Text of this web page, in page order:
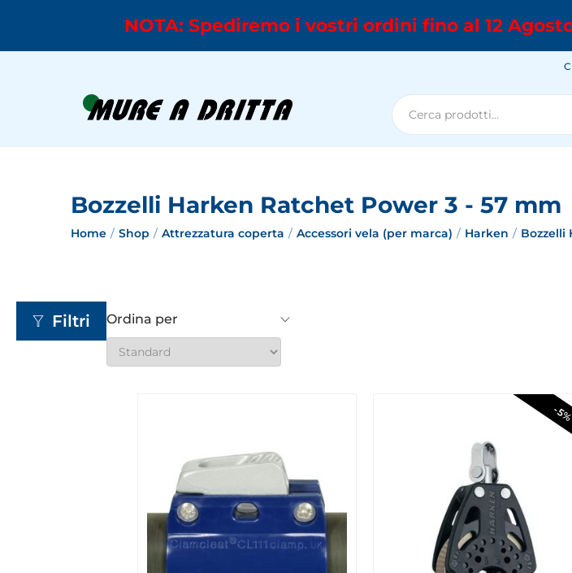
NOTA: Spediremo i vostri ordini fino al 12
Bozzelli Harken Ratchet Power 3 - 57 mm
Home / Shop / Attrezzatura coperta / Accessori vela (per marca) / Harken / Bozzelli
Filtri Ordina per
-